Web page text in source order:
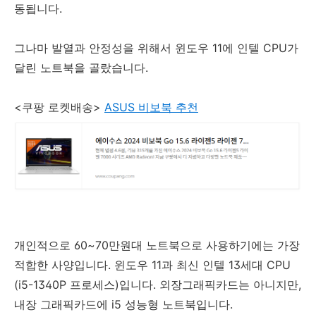
동됩니다.
그나마 발열과 안정성을 위해서 윈도우 11에 인텔 CPU가
달린 노트북을 골랐습니다.
<쿠팡 로켓배송> ASUS 비보북 추천
개인적으로 60~70만원대 노트북으로 사용하기에는 가장
적합한 사양입니다. 윈도우 11과 최신 인텔 13세대 CPU
(i5-1340P 프로세스)입니다. 외장그래픽카드는 아니지만,
내장 그래픽카드에 i5 성능형 노트북입니다.